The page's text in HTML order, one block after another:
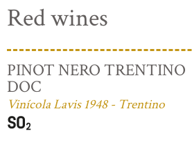
Red wines
PINOT NERO TRENTINO
DOC
Vinícola Lavis 1948 - Trentino